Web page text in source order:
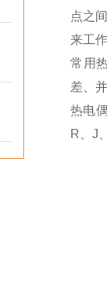
点之
来工
常用
差、
热电
R、J